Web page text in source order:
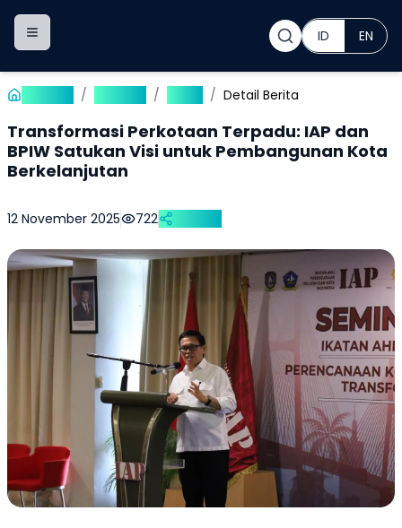
Toggle navigation menu ID EN
/ / / Detail Berita
Transformasi Perkotaan Terpadu: IAP dan
BPIW Satukan Visi untuk Pembangunan Kota
Berkelanjutan
12 November 2025 722